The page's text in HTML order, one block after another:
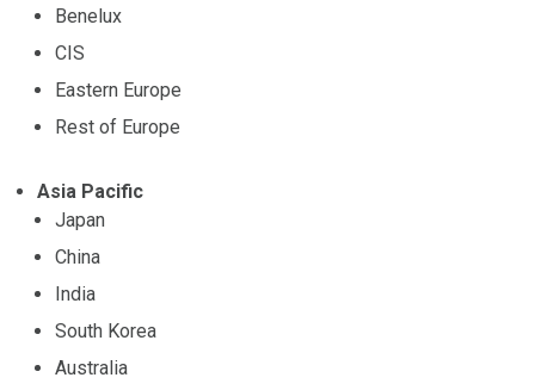
Benelux
CIS
Eastern Europe
Rest of Europe
Asia Pacific
Japan
China
India
South Korea
Australia